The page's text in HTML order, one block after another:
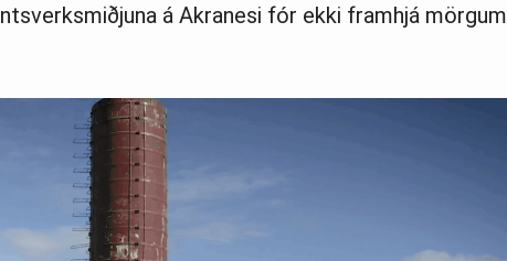
á Akranesi fór ekki framhjá mörgum